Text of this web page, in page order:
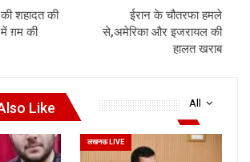
शहादत की
ग़म की
ईरान के चौतरफा हमले
से,अमेरिका और इजरायल की
हालत खराब
All
Like
लखनऊ LIVE